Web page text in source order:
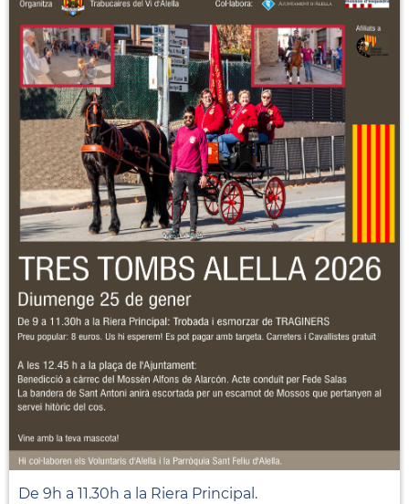
De 9h a 11.30h a la Riera Principal.